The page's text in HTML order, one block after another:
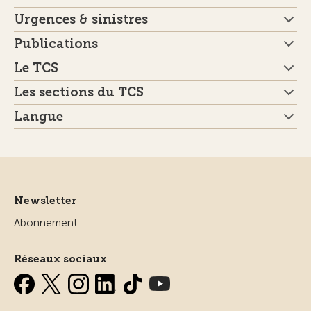
Urgences & sinistres
Publications
Le TCS
Les sections du TCS
Langue
Newsletter
Abonnement
Réseaux sociaux